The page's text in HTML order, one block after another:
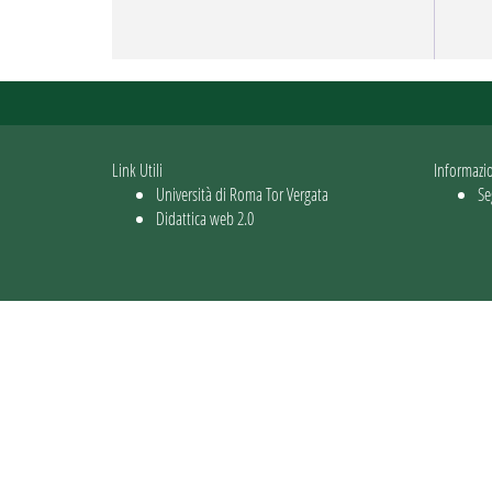
Link Utili
Università di Roma Tor Vergata
Didattica web 2.0